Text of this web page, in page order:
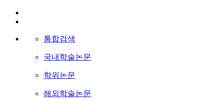
통합검색
국내학술논문
학위논문
해외학술논문